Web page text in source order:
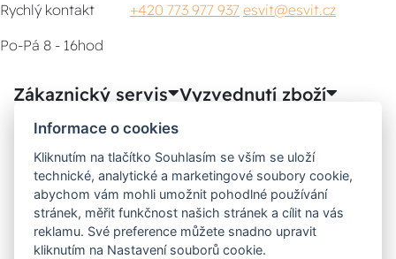
Rychlý kontakt +420 773 977 937 esvit@esvit.cz
Po-Pá 8 - 16hod
Zákaznický servis Vyzvednutí zboží
Poradna
Možnosti dopravy
Informace o cookies
Kliknutím na tlačítko Souhlasím se vším se uloží
technické, analytické a marketingové soubory cookie,
abychom vám mohli umožnit pohodlné používání
stránek, měřit funkčnost našich stránek a cílit na vás
reklamu. Své preference můžete snadno upravit
kliknutím na Nastavení souborů cookie.